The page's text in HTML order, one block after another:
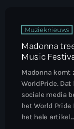
Muzieknieuws
Madonna
Music
Madonna komt
WorldPride.
sociale media
het World Pride
het hele artikel...